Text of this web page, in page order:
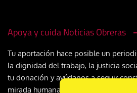
Apoya y cuida Noticias Obreras
Tu aportación hace posible un
la dignidad del trabajo, la justicia
tu donación y ayúdanos a seguir
mirada humana y cristiana sobre el